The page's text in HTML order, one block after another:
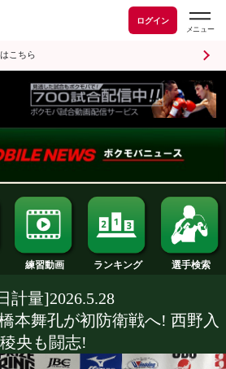
ログイン
こちら
果 練習動画 ランキング
日計量]2026.5.28